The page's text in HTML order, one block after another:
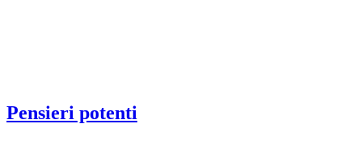
Pensieri potenti